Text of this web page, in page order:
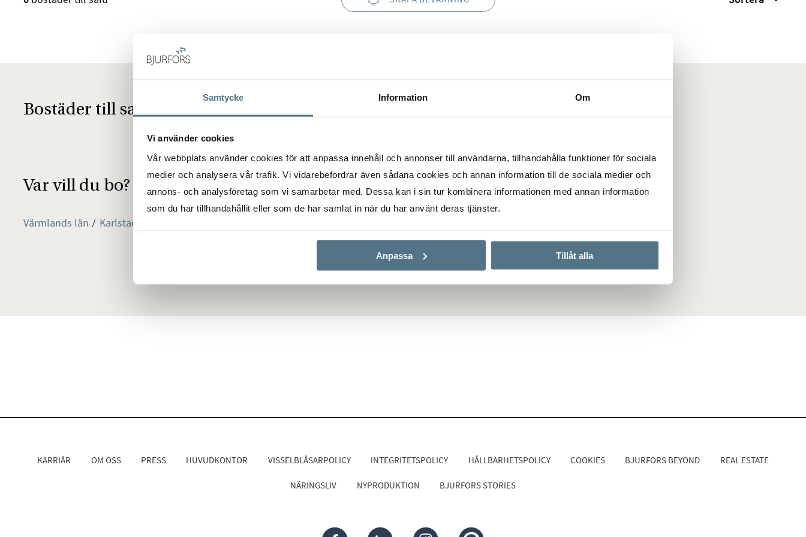
Samtycke Information Om
Vi använder cookies
Vår webbplats använder cookies för att anpassa innehåll och annonser till användarna, tillhandahålla funktioner för sociala
medier och analysera vår trafik. Vi vidarebefordrar även sådana cookies och annan information till de sociala medier och
annons- och analysföretag som vi samarbetar med. Dessa kan i sin tur kombinera informationen med annan information
som du har tillhandahållit eller som de har samlat in när du har använt deras tjänster.
Anpassa Tillåt alla
Bostäder till salu i Södra Kroppkärr
Var vill du bo?
Värmlands län Karlstad
KARRIÄR OM OSS PRESS HUVUDKONTOR VISSELBLÅSARPOLICY INTEGRITETSPOLICY HÅLLBARHETSPOLICY COOKIES BJURFORS BEYOND REAL ESTATE
NÄRINGSLIV NYPRODUKTION BJURFORS STORIES